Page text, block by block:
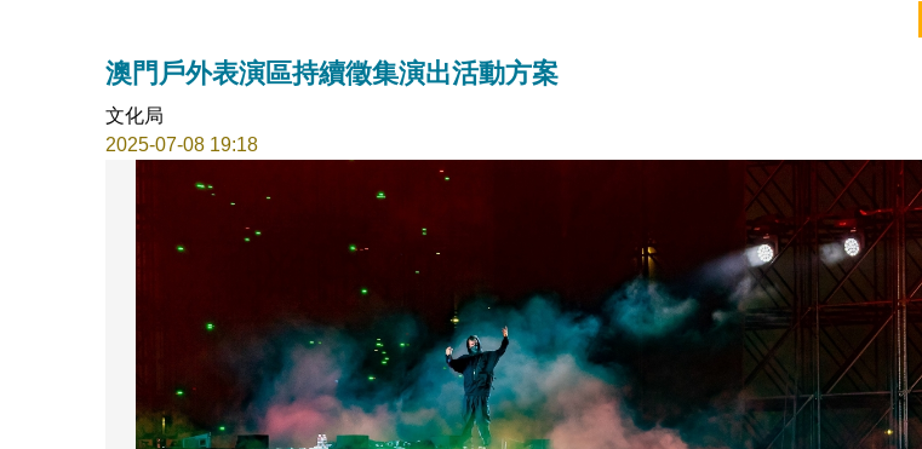
澳門戶外表演區持續徵集演出活動方案
文化局
2025-07-08 19:18